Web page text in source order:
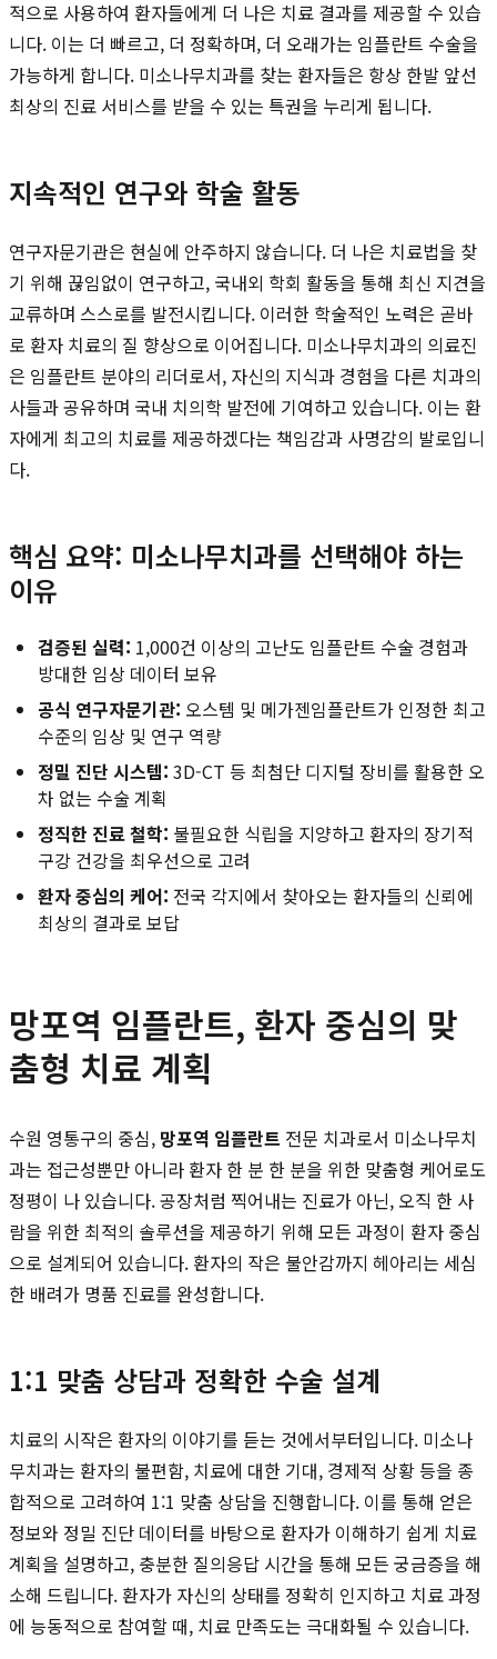
적으로 사용하여 환자들에게 더 나은 치료 결과를 제공할 수 있습
니다. 이는 더 빠르고, 더 정확하며, 더 오래가는 임플란트 수술을
가능하게 합니다. 미소나무치과를 찾는 환자들은 항상 한발 앞선
최상의 진료 서비스를 받을 수 있는 특권을 누리게 됩니다.
지속적인 연구와 학술 활동
연구자문기관은 현실에 안주하지 않습니다. 더 나은 치료법을 찾
기 위해 끊임없이 연구하고, 국내외 학회 활동을 통해 최신 지견을
교류하며 스스로를 발전시킵니다. 이러한 학술적인 노력은 곧바
로 환자 치료의 질 향상으로 이어집니다. 미소나무치과의 의료진
은 임플란트 분야의 리더로서, 자신의 지식과 경험을 다른 치과의
사들과 공유하며 국내 치의학 발전에 기여하고 있습니다. 이는 환
자에게 최고의 치료를 제공하겠다는 책임감과 사명감의 발로입니
다.
핵심 요약: 미소나무치과를 선택해야 하는
이유
검증된 실력: 1,000건 이상의 고난도 임플란트 수술 경험과
방대한 임상 데이터 보유
공식 연구자문기관: 오스템 및 메가젠임플란트가 인정한 최고
수준의 임상 및 연구 역량
정밀 진단 시스템: 3D-CT 등 최첨단 디지털 장비를 활용한 오
차 없는 수술 계획
정직한 진료 철학: 불필요한 식립을 지양하고 환자의 장기적
구강 건강을 최우선으로 고려
환자 중심의 케어: 전국 각지에서 찾아오는 환자들의 신뢰에
최상의 결과로 보답
망포역 임플란트, 환자 중심의 맞
춤형 치료 계획
수원 영통구의 중심, 망포역 임플란트 전문 치과로서 미소나무치
과는 접근성뿐만 아니라 환자 한 분 한 분을 위한 맞춤형 케어로도
정평이 나 있습니다. 공장처럼 찍어내는 진료가 아닌, 오직 한 사
람을 위한 최적의 솔루션을 제공하기 위해 모든 과정이 환자 중심
으로 설계되어 있습니다. 환자의 작은 불안감까지 헤아리는 세심
한 배려가 명품 진료를 완성합니다.
1:1 맞춤 상담과 정확한 수술 설계
치료의 시작은 환자의 이야기를 듣는 것에서부터입니다. 미소나
무치과는 환자의 불편함, 치료에 대한 기대, 경제적 상황 등을 종
합적으로 고려하여 1:1 맞춤 상담을 진행합니다. 이를 통해 얻은
정보와 정밀 진단 데이터를 바탕으로 환자가 이해하기 쉽게 치료
계획을 설명하고, 충분한 질의응답 시간을 통해 모든 궁금증을 해
소해 드립니다. 환자가 자신의 상태를 정확히 인지하고 치료 과정
에 능동적으로 참여할 때, 치료 만족도는 극대화될 수 있습니다.